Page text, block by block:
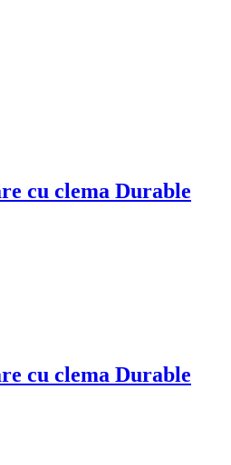
cu clema Durable
cu clema Durable